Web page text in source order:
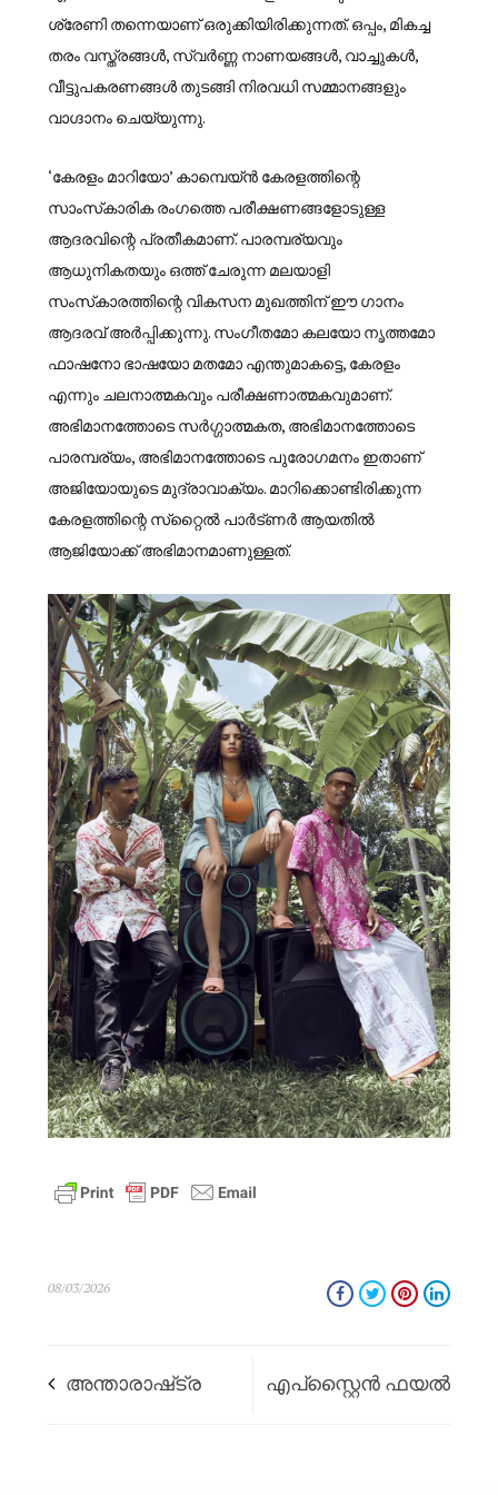
ശ്രേണി തന്നെയാണ് ഒരുക്കിയിരിക്കുന്നത്. ഒപ്പം, മികച്ച
തരം വസ്ത്രങ്ങള്‍, സ്വര്‍ണ്ണ നാണയങ്ങള്‍, വാച്ചുകള്‍,
വീട്ടുപകരണങ്ങള്‍ തുടങ്ങി നിരവധി സമ്മാനങ്ങളും
വാഗ്ദാനം ചെയ്യുന്നു.
‘കേരളം മാറിയോ’ കാമ്പെയ്ന്‍ കേരളത്തിന്റെ
സാംസ്‌കാരിക രംഗത്തെ പരീക്ഷണങ്ങളോടുള്ള
ആദരവിന്റെ പ്രതീകമാണ്. പാരമ്പര്യവും
ആധുനികതയും ഒത്ത് ചേരുന്ന മലയാളി
സംസ്‌കാരത്തിന്റെ വികസന മുഖത്തിന് ഈ ഗാനം
ആദരവ് അര്‍പ്പിക്കുന്നു. സംഗീതമോ കലയോ നൃത്തമോ
ഫാഷനോ ഭാഷയോ മതമോ എന്തുമാകട്ടെ, കേരളം
എന്നും ചലനാത്മകവും പരീക്ഷണാത്മകവുമാണ്.
അഭിമാനത്തോടെ സര്‍ഗ്ഗാത്മകത, അഭിമാനത്തോടെ
പാരമ്പര്യം, അഭിമാനത്തോടെ പുരോഗമനം ഇതാണ്
അജിയോയുടെ മുദ്രാവാക്യം. മാറിക്കൊണ്ടിരിക്കുന്ന
കേരളത്തിന്റെ സ്‌റ്റൈല്‍ പാര്‍ട്ണര്‍ ആയതില്‍
ആജിയോക്ക് അഭിമാനമാണുള്ളത്.
08/03/2026
അന്താരാഷ്‌ട്ര എപ്‌സ്റ്റൈൻ ഫയൽ